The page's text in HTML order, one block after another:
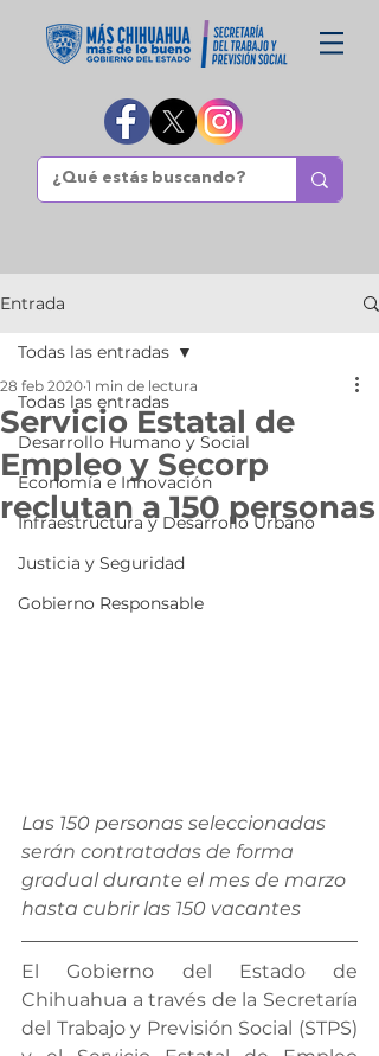
Entrada
Todas las entradas
Desarrollo Humano y Social
Economía e Innovación
Infraestructura y Desarrollo Urbano
Justicia y Seguridad
Gobierno Responsable
Todas las entradas
Servicio Estatal de
Empleo y Secorp
reclutan a 150 personas
28 feb 2020 1 min de lectura
Las 150 personas seleccionadas
serán contratadas de forma
gradual durante el mes de marzo
hasta cubrir las 150 vacantes
El Gobierno del Estado de
Chihuahua a través de la Secretaría
del Trabajo y Previsión Social (STPS)